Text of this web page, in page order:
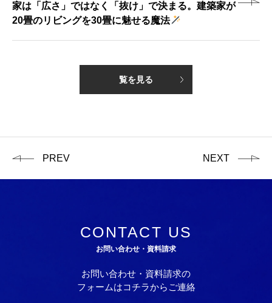
家は「広さ」ではなく「抜け」で決まる。建築家が
20畳のリビングを30畳に魅せる魔法
覧を見る
PREV NEXT
CONTACT US
お問い合わせ・資料請求
お問い合わせ・資料請求の
フォームはコチラからご連絡